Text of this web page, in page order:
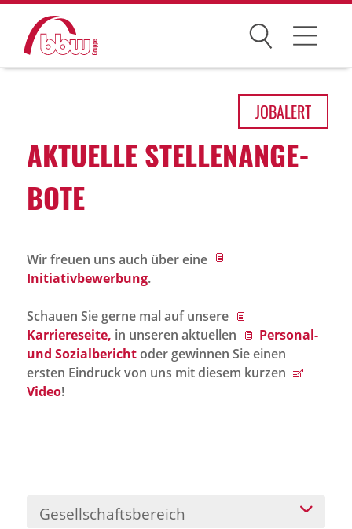
Suchen
Über uns
Historie
bbw als Arbeitgeber
Jobportal
Presse und Medien
Karriere
JOBALERT
AKTU­ELLE STEL­LEN­AN­GE­
BOTE
Wir freuen uns auch über eine
Initiativbewerbung.
Schauen Sie gerne mal auf unsere
Karriereseite, in unseren aktuellen
Personal-
und Sozialberichtoder gewinnen Sie einen
ersten Eindruck von uns mit diesem kurzen
Video!
Gesellschaftsbereich